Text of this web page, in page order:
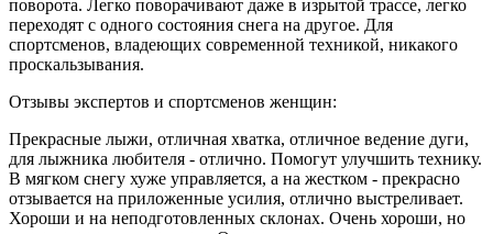
поворота. Легко поворачивают даже в изрытой трассе, легко
переходят с одного состояния снега на другое. Для
спортсменов, владеющих современной техникой, никакого
проскальзывания.
Отзывы экспертов и спортсменов женщин:
Прекрасные лыжи, отличная хватка, отличное ведение дуги,
для лыжника любителя - отлично. Помогут улучшить технику.
В мягком снегу хуже управляется, а на жестком - прекрасно
отзывается на приложенные усилия, отлично выстреливает.
Хороши и на неподготовленных склонах. Очень хороши, но